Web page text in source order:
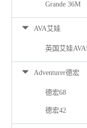
Grande 36M
AVA艾娃
英国艾娃
Adventurer德宏
德宏68
德宏42